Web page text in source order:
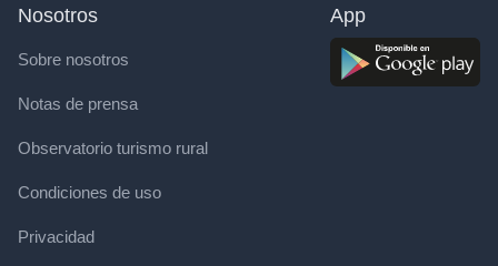
Nosotros
Sobre nosotros
Notas de prensa
Observatorio turismo rural
Condiciones de uso
Privacidad
App